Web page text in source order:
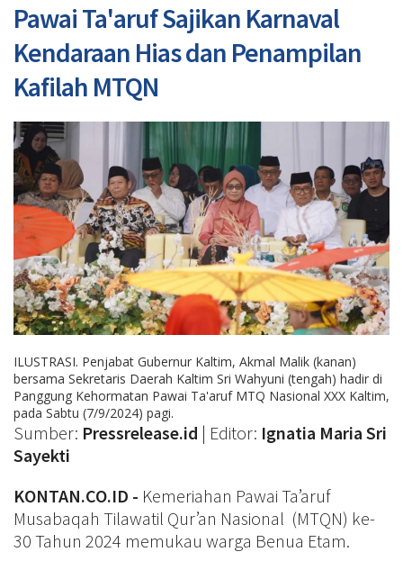
Pawai Ta'aruf Sajikan Karnaval
Kendaraan Hias dan Penampilan
Kafilah MTQN
ILUSTRASI. Penjabat Gubernur Kaltim, Akmal Malik (kanan)
bersama Sekretaris Daerah Kaltim Sri Wahyuni (tengah) hadir di
Panggung Kehormatan Pawai Ta'aruf MTQ Nasional XXX Kaltim,
pada Sabtu (7/9/2024) pagi.
Sumber: Pressrelease.id | Editor: Ignatia Maria Sri
Sayekti
KONTAN.CO.ID - Kemeriahan Pawai Ta’aruf
Musabaqah Tilawatil Qur’an Nasional (MTQN) ke-
30 Tahun 2024 memukau warga Benua Etam.